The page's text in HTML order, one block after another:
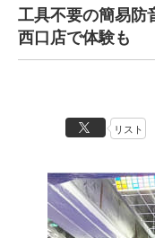
工具不要の簡易防
西口店で体験も
リスト